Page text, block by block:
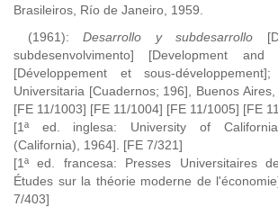
Brasileiros, Río de Janeiro, 1959.
(1961): Desarrollo y subdesarrollo
subdesenvolvimento] [Development and
[Développement et sous-
Universitaria [Cuadernos; 196], Buenos
[FE 11/1003] [FE 11/1004] [FE 11/1005] [FE
[1ª ed. inglesa: University of
(California), 1964]. [FE 7/321]
[1ª ed. francesa: Presses Universitaires
Études sur la théorie moderne de
7/403]